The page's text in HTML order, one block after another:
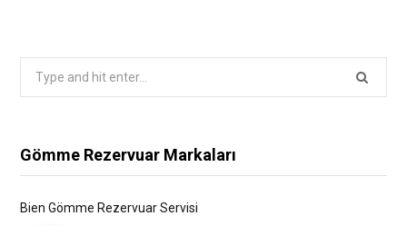
Gömme Rezervuar Markaları
Bien Gömme Rezervuar Servisi